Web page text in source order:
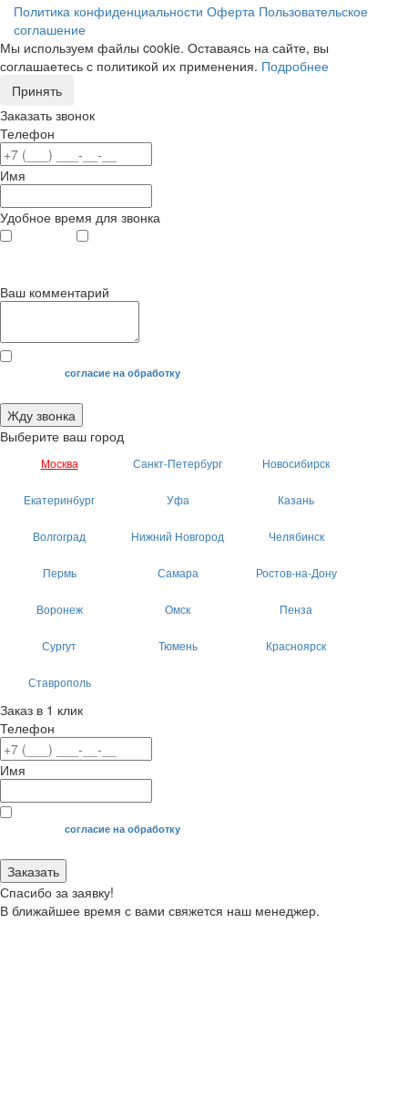
Политика конфиденциальности Оферта Пользовательское
соглашение
Мы используем файлы cookie. Оставаясь на сайте, вы
соглашаетесь с политикой их применения. Подробнее
Принять
Заказать звонок
Телефон
Имя
Удобное время для звонка
Ваш комментарий
Я даю своесогласие на обработку
Жду звонка
Выберите ваш город
Москва Санкт-Петербург Новосибирск
Екатеринбург Уфа Казань
Волгоград Нижний Новгород Челябинск
Пермь Самара Ростов-на-Дону
Воронеж Омск Пенза
Сургут Тюмень Красноярск
Ставрополь
Заказ в 1 клик
Телефон
Имя
Я даю своесогласие на обработку
Заказать
Спасибо за заявку!
В ближайшее время с вами свяжется наш менеджер.